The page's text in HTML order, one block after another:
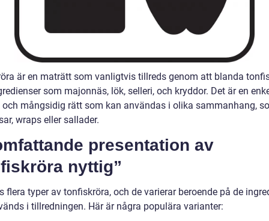
är en maträtt som vanligtvis tillreds genom att blanda
som majonnäs, lök, selleri, och kryddor. Det är en
mångsidig rätt som kan användas i olika sammanhang,
wraps eller sallader.
presentation av
nyttig”
flera typer av tonfiskröra, och de varierar beroende på de
i tillredningen. Här är några populära varianter: